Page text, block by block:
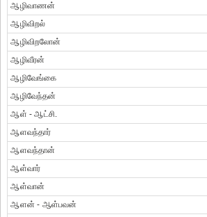
ஆழிவாணன்
ஆழிவிறல்
ஆழிவிறலோன்
ஆழிவீரன்
ஆழிவேங்கை
ஆழிவேந்தன்
ஆள் - ஆட்சி.
ஆளவந்தார்
ஆளவந்தான்
ஆள்வார்
ஆள்வான்
ஆளன் - ஆள்பவன்